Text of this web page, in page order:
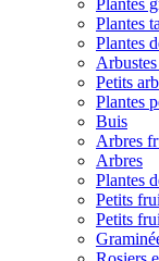
Plantes
Plantes
Plantes
Petits
Plantes
Buis
Arbres
Arbres
Plantes
Petits
Petits